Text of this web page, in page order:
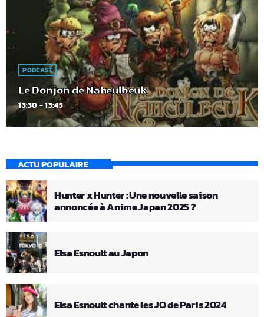
PODCAST
Le Donjon de Naheulbeuk
13:30 - 13:45
ACTU POPULAIRE
Hunter x Hunter : Une nouvelle saison
annoncée à Anime Japan 2025 ?
Elsa Esnoult au Japon
Elsa Esnoult chante les JO de Paris 2024